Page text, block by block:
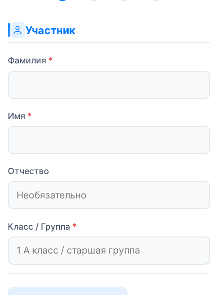
Сайт (не
заполняйте
это поле)
Участник
Фамилия
Имя
Отчество
Класс / Группа